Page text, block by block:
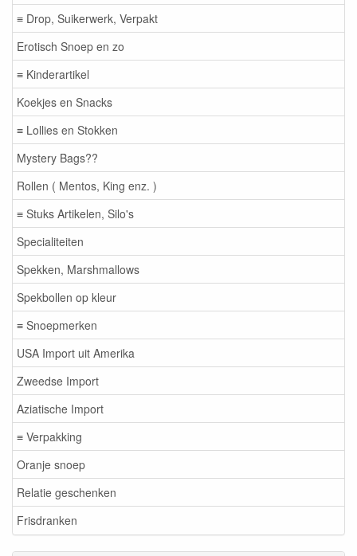
≡ Drop, Suikerwerk, Verpakt
Erotisch Snoep en zo
≡ Kinderartikel
Koekjes en Snacks
≡ Lollies en Stokken
Mystery Bags??
Rollen ( Mentos, King enz. )
≡ Stuks Artikelen, Silo's
Specialiteiten
Spekken, Marshmallows
Spekbollen op kleur
≡ Snoepmerken
USA Import uit Amerika
Zweedse Import
Aziatische Import
≡ Verpakking
Oranje snoep
Relatie geschenken
Frisdranken